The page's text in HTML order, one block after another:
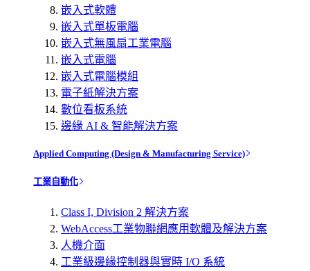
嵌入式軟體
嵌入式單板電腦
嵌入式無風扇工業電腦
嵌入式電腦
嵌入式電腦模組
電子紙解決方案
數位看板系統
邊緣 AI & 智能解決方案
Applied Computing (Design & Manufacturing Service)
工業自動化
Class I, Division 2 解決方案
WebAccess工業物聯網應用軟體及解決方案
人機介面
工業級邊緣控制器與實時 I/O 系統